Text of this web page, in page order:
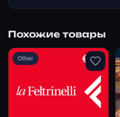
Похожие товары
Other